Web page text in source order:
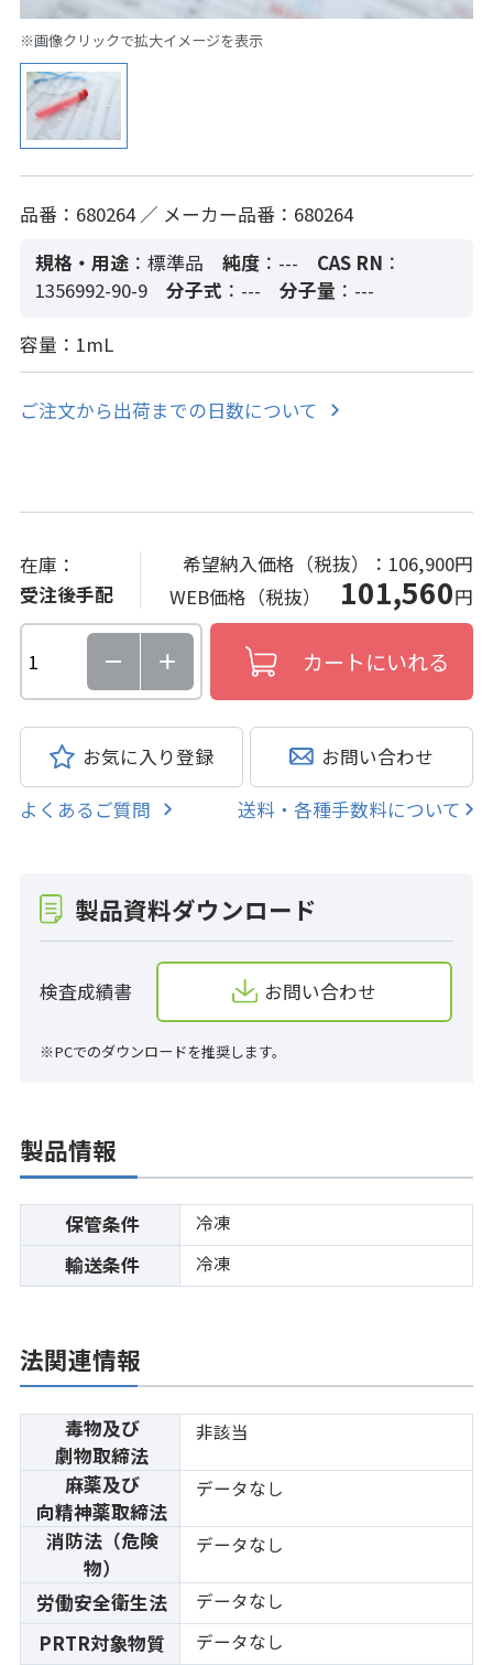
※画像クリックで拡大イメージを表示
品番：680264 ／ メーカー品番：680264
規格・用途 ：標準品 純度：--- CAS RN ：
1356992-90-9
分子式 ：--- 分子量 ：---
容量：1mL
ご注文から出荷までの日数について
在庫：
受注後手配
希望納入価格（税抜）： 106,900円
WEB価格（税抜） 101,560円
お気に入り登録 お問い合わせ
よくあるご質問 送料・各種手数料について
製品資料ダウンロード
検査成績書 お問い合わせ
※PCでのダウンロードを推奨します。
製品情報
保管条件 冷凍
輸送条件 冷凍
法関連情報
毒物及び
劇物取締法
非該当
麻薬及び
向精神薬取締法
データなし
消防法（危険
物）
データなし
労働安全衛生法 データなし
PRTR対象物質 データなし